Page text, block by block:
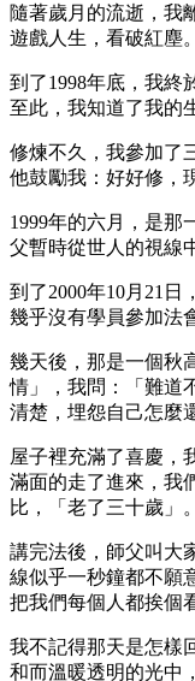
隨著歲月的流逝，我
遊戲人生，看破紅塵。
到了1998年底，我終
至此，我知道了我的
修煉不久，我參加了
他鼓勵我：好好修，
1999年的六月，是
父暫時從世人的視線
到了2000年10月21
幾乎沒有學員參加法
幾天後，那是一個秋
情」，我問：「難道
清楚，埋怨自己怎麼
屋子裡充滿了喜慶，
滿面的走了進來，我
比，「老了三十歲」。
講完法後，師父叫大
線似乎一秒鐘都不願
把我們每個人都挨個
我不記得那天是怎樣
和而溫暖透明的光中